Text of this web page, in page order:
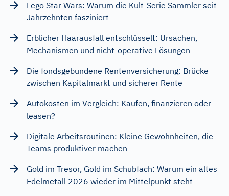
Lego Star Wars: Warum die Kult-Serie Sammler seit
Jahrzehnten fasziniert
Erblicher Haarausfall entschlüsselt: Ursachen,
Mechanismen und nicht-operative Lösungen
Die fondsgebundene Rentenversicherung: Brücke
zwischen Kapitalmarkt und sicherer Rente
Autokosten im Vergleich: Kaufen, finanzieren oder
leasen?
Digitale Arbeitsroutinen: Kleine Gewohnheiten, die
Teams produktiver machen
Gold im Tresor, Gold im Schubfach: Warum ein altes
Edelmetall 2026 wieder im Mittelpunkt steht